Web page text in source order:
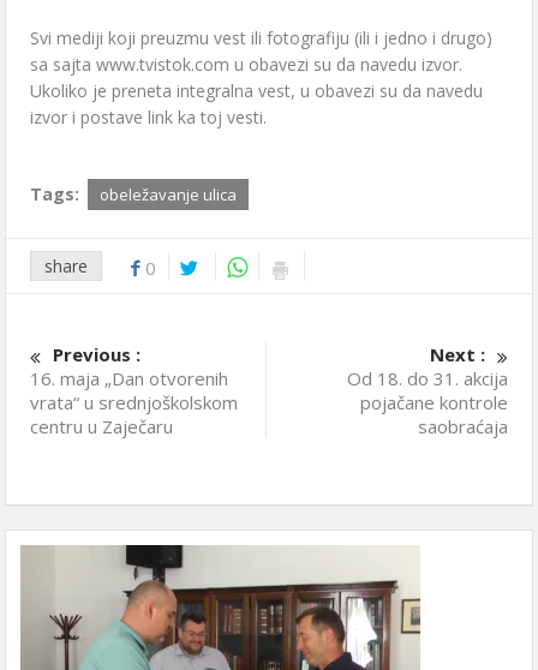
Svi mediji koji preuzmu vest ili fotografiju (ili i jedno i drugo)
sa sajta www.tvistok.com u obavezi su da navedu izvor.
Ukoliko je preneta integralna vest, u obavezi su da navedu
izvor i postave link ka toj vesti.
Tags: obeležavanje ulica
share 0
Previous :
16. maja „Dan otvorenih
vrata“ u srednjoškolskom
centru u Zaječaru
Next :
Od 18. do 31. akcija
pojačane kontrole
saobraćaja